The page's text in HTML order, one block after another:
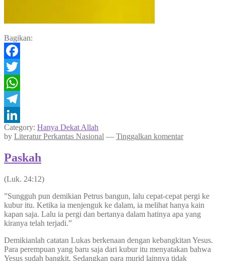
Bagikan:
Facebook
Twitter
WhatsApp
Telegram
LinkedIn
Category: Hanya Dekat Allah
by Literatur Perkantas Nasional — Tinggalkan komentar
Paskah
(Luk. 24:12)
”Sungguh pun demikian Petrus bangun, lalu cepat-cepat pergi ke
kubur itu. Ketika ia menjenguk ke dalam, ia melihat hanya kain
kapan saja. Lalu ia pergi dan bertanya dalam hatinya apa yang
kiranya telah terjadi.”
Demikianlah catatan Lukas berkenaan dengan kebangkitan Yesus.
Para perempuan yang baru saja dari kubur itu menyatakan bahwa
Yesus sudah bangkit. Sedangkan para murid lainnya tidak